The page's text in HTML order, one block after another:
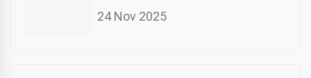
24 Nov 2025